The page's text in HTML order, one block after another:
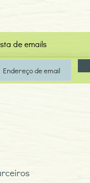
de emails